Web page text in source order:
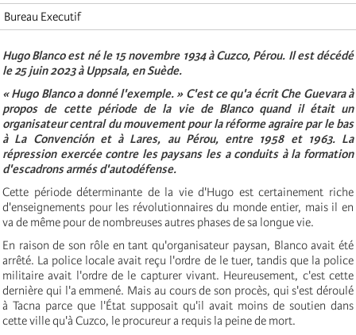
Bureau Executif
Hugo Blanco est né le 15 novembre 1934 à Cuzco, Pérou. Il est décédé
le 25 juin 2023 à Uppsala, en Suède.
« Hugo Blanco a donné l'exemple. » C'est ce qu'a écrit Che Guevara à
propos de cette période de la vie de Blanco quand il était un
organisateur central du mouvement pour la réforme agraire par le bas
à La Convención et à Lares, au Pérou, entre 1958 et 1963. La
répression exercée contre les paysans les a conduits à la formation
d'escadrons armés d'autodéfense.
Cette période déterminante de la vie d'Hugo est certainement riche
d'enseignements pour les révolutionnaires du monde entier, mais il en
va de même pour de nombreuses autres phases de sa longue vie.
En raison de son rôle en tant qu'organisateur paysan, Blanco avait été
arrêté. La police locale avait reçu l'ordre de le tuer, tandis que la police
militaire avait l'ordre de le capturer vivant. Heureusement, c'est cette
dernière qui l'a emmené. Mais au cours de son procès, qui s'est déroulé
à Tacna parce que l'État supposait qu'il avait moins de soutien dans
cette ville qu'à Cuzco, le procureur a requis la peine de mort.